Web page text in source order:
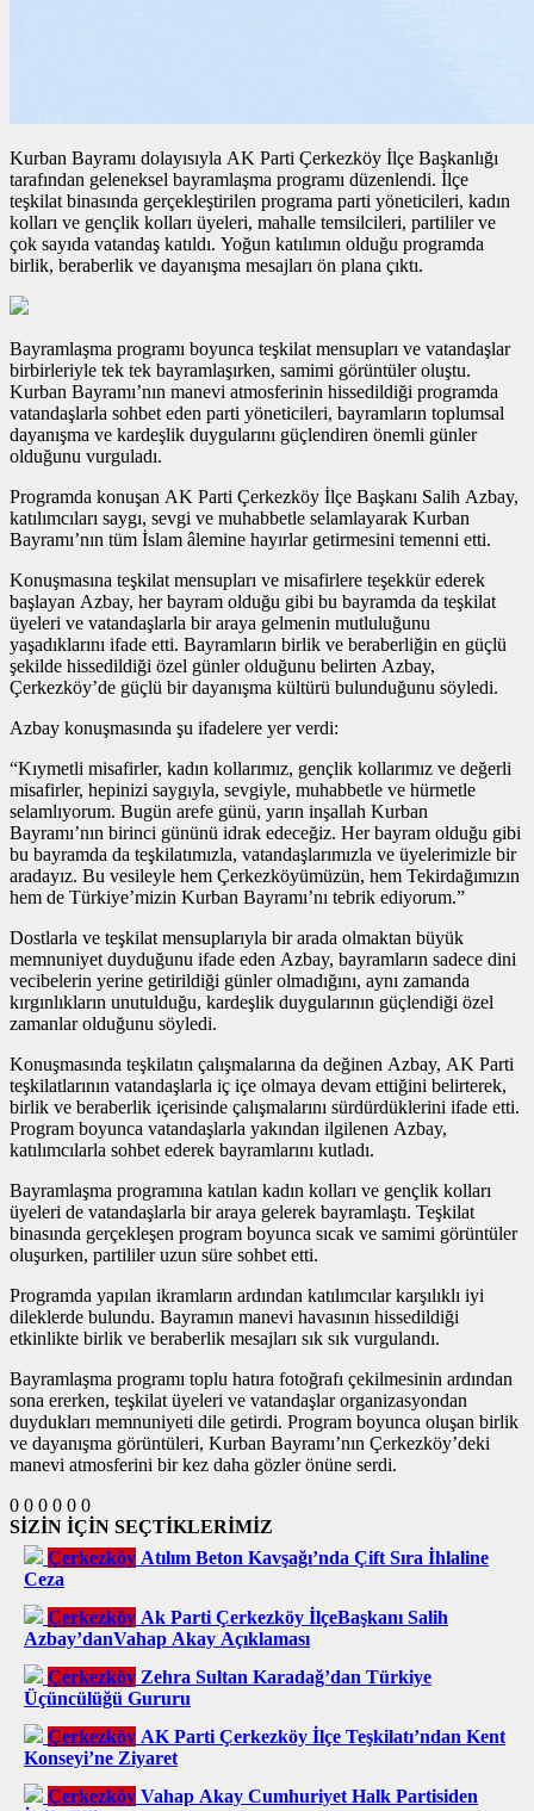
Kurban Bayramı dolayısıyla AK Parti Çerkezköy İlçe Başkanlığı
tarafından geleneksel bayramlaşma programı düzenlendi. İlçe
teşkilat binasında gerçekleştirilen programa parti yöneticileri, kadın
kolları ve gençlik kolları üyeleri, mahalle temsilcileri, partililer ve
çok sayıda vatandaş katıldı. Yoğun katılımın olduğu programda
birlik, beraberlik ve dayanışma mesajları ön plana çıktı.
Bayramlaşma programı boyunca teşkilat mensupları ve vatandaşlar
birbirleriyle tek tek bayramlaşırken, samimi görüntüler oluştu.
Kurban Bayramı’nın manevi atmosferinin hissedildiği programda
vatandaşlarla sohbet eden parti yöneticileri, bayramların toplumsal
dayanışma ve kardeşlik duygularını güçlendiren önemli günler
olduğunu vurguladı.
Programda konuşan AK Parti Çerkezköy İlçe Başkanı Salih Azbay,
katılımcıları saygı, sevgi ve muhabbetle selamlayarak Kurban
Bayramı’nın tüm İslam âlemine hayırlar getirmesini temenni etti.
Konuşmasına teşkilat mensupları ve misafirlere teşekkür ederek
başlayan Azbay, her bayram olduğu gibi bu bayramda da teşkilat
üyeleri ve vatandaşlarla bir araya gelmenin mutluluğunu
yaşadıklarını ifade etti. Bayramların birlik ve beraberliğin en güçlü
şekilde hissedildiği özel günler olduğunu belirten Azbay,
Çerkezköy’de güçlü bir dayanışma kültürü bulunduğunu söyledi.
Azbay konuşmasında şu ifadelere yer verdi:
“Kıymetli misafirler, kadın kollarımız, gençlik kollarımız ve değerli
misafirler, hepinizi saygıyla, sevgiyle, muhabbetle ve hürmetle
selamlıyorum. Bugün arefe günü, yarın inşallah Kurban
Bayramı’nın birinci gününü idrak edeceğiz. Her bayram olduğu gibi
bu bayramda da teşkilatımızla, vatandaşlarımızla ve üyelerimizle bir
aradayız. Bu vesileyle hem Çerkezköyümüzün, hem Tekirdağımızın
hem de Türkiye’mizin Kurban Bayramı’nı tebrik ediyorum.”
Dostlarla ve teşkilat mensuplarıyla bir arada olmaktan büyük
memnuniyet duyduğunu ifade eden Azbay, bayramların sadece dini
vecibelerin yerine getirildiği günler olmadığını, aynı zamanda
kırgınlıkların unutulduğu, kardeşlik duygularının güçlendiği özel
zamanlar olduğunu söyledi.
Konuşmasında teşkilatın çalışmalarına da değinen Azbay, AK Parti
teşkilatlarının vatandaşlarla iç içe olmaya devam ettiğini belirterek,
birlik ve beraberlik içerisinde çalışmalarını sürdürdüklerini ifade etti.
Program boyunca vatandaşlarla yakından ilgilenen Azbay,
katılımcılarla sohbet ederek bayramlarını kutladı.
Bayramlaşma programına katılan kadın kolları ve gençlik kolları
üyeleri de vatandaşlarla bir araya gelerek bayramlaştı. Teşkilat
binasında gerçekleşen program boyunca sıcak ve samimi görüntüler
oluşurken, partililer uzun süre sohbet etti.
Programda yapılan ikramların ardından katılımcılar karşılıklı iyi
dileklerde bulundu. Bayramın manevi havasının hissedildiği
etkinlikte birlik ve beraberlik mesajları sık sık vurgulandı.
Bayramlaşma programı toplu hatıra fotoğrafı çekilmesinin ardından
sona ererken, teşkilat üyeleri ve vatandaşlar organizasyondan
duydukları memnuniyeti dile getirdi. Program boyunca oluşan birlik
ve dayanışma görüntüleri, Kurban Bayramı’nın Çerkezköy’deki
manevi atmosferini bir kez daha gözler önüne serdi.
0 0 0 0 0 0
SİZİN İÇİN SEÇTİKLERİMİZ
Çerkezköy Atılım Beton Kavşağı’nda Çift Sıra İhlaline
Ceza
Çerkezköy Ak Parti Çerkezköy İlçeBaşkanı Salih
Azbay’danVahap Akay Açıklaması
Çerkezköy Zehra Sultan Karadağ’dan Türkiye
Üçüncülüğü Gururu
Çerkezköy AK Parti Çerkezköy İlçe Teşkilatı’ndan Kent
Konseyi’ne Ziyaret
Çerkezköy Vahap Akay Cumhuriyet Halk Partisiden